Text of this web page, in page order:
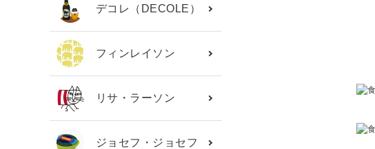
デコレ（DECOLE）
フィンレイソン
リサ・ラーソン
ジョセフ・ジョセフ